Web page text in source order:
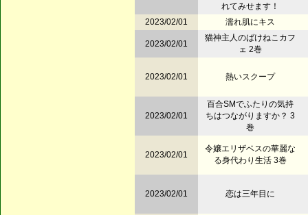
れてみせます！
2023/02/01
濡れ肌にキス
2023/02/01
猫神主人のばけねこカフ
ェ 2巻
2023/02/01 熱いスクープ
2023/02/01
百合SMでふたりの気持
ちはつながりますか？ 3
巻
2023/02/01
令嬢エリザベスの華麗な
る身代わり生活 3巻
2023/02/01 恋は三年目に